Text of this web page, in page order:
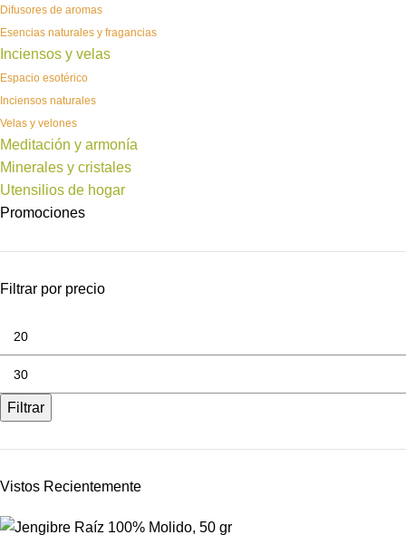
Difusores de aromas
Esencias naturales y fragancias
Inciensos y velas
Espacio esotérico
Inciensos naturales
Velas y velones
Meditación y armonía
Minerales y cristales
Utensilios de hogar
Promociones
Filtrar por precio
Filtrar
Vistos Recientemente